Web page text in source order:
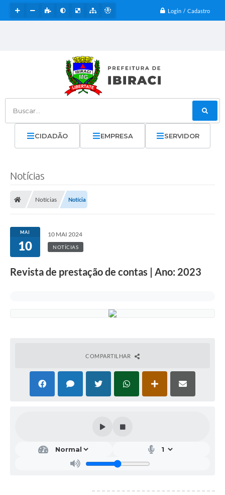
Login / Cadastro
Buscar...
CIDADÃO EMPRESA SERVIDOR
Notícias
Notícias Notícia
MAI
10
10 MAI 2024
NOTÍCIAS
Revista de prestação de contas | Ano: 2023
COMPARTILHAR